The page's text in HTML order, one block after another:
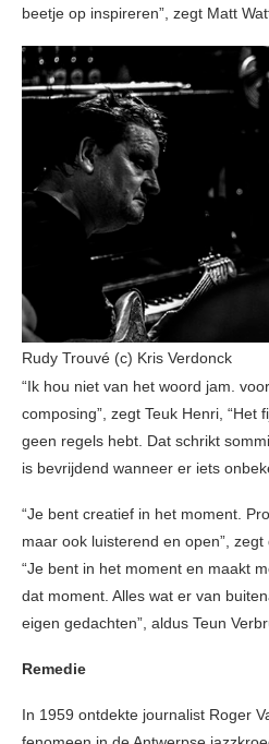
beetje op inspireren”, zegt Matt
Rudy Trouvé (c) Kris Verdonck
“Ik hou niet van het woord jam.
composing”, zegt Teuk Henri, “Het
geen regels hebt. Dat schrikt
is bevrijdend wanneer er iets
“Je bent creatief in het moment.
maar ook luisterend en open”,
“Je bent in het moment en maakt
dat moment. Alles wat er van
eigen gedachten”, aldus Teun
Remedie
In 1959 ontdekte journalist Roger